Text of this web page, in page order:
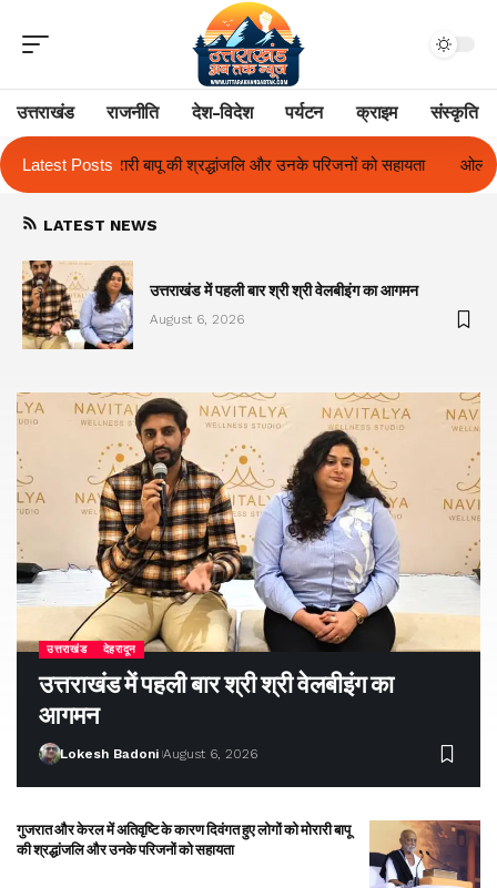
उत्तराखंड राजनीति देश-विदेश पर्यटन क्राइम संस्कृति
Latest Posts
और उनके परिजनों को सहायता ओलंपस हाई के इंटर-हाउस फुटबॉल टूर्नामेंट में
LATEST NEWS
उत्तराखंड में पहली बार श्री श्री वेलबीइंग का आगमन
August 6, 2026
उत्तराखंड देहरादून
उत्तराखंड में पहली बार श्री श्री वेलबीइंग का
आगमन
Lokesh Badoni August 6, 2026
गुजरात और केरल में अतिवृष्टि के कारण दिवंगत हुए लोगों को मोरारी बापू
की श्रद्धांजलि और उनके परिजनों को सहायता